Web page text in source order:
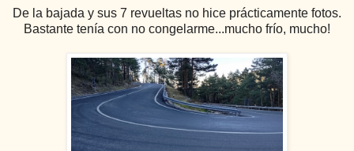
De la bajada y sus 7 revueltas no hice prácticamente fotos.
Bastante tenía con no congelarme...mucho frío, mucho!